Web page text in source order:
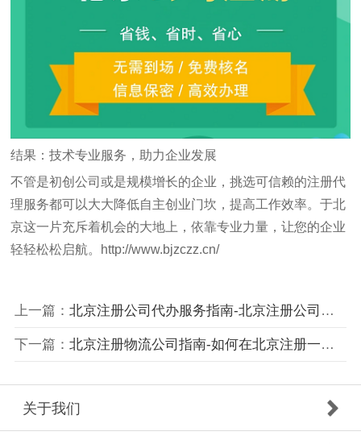
结果：技术专业服务，助力企业发展
不管是初创公司或是规模增长的企业，挑选可信赖的注册代
理服务都可以大大降低自主创业门坎，提高工作效率。于北
京这一片充斥着机会的大地上，依靠专业力量，让您的企业
轻轻松松启航。 http://www.bjzczz.cn/
上一篇： 北京注册公司代办服务指南-北京注册公司代办流程及费用详解
下一篇： 北京注册物流公司指南-如何在北京注册一家物流公司？
关于我们